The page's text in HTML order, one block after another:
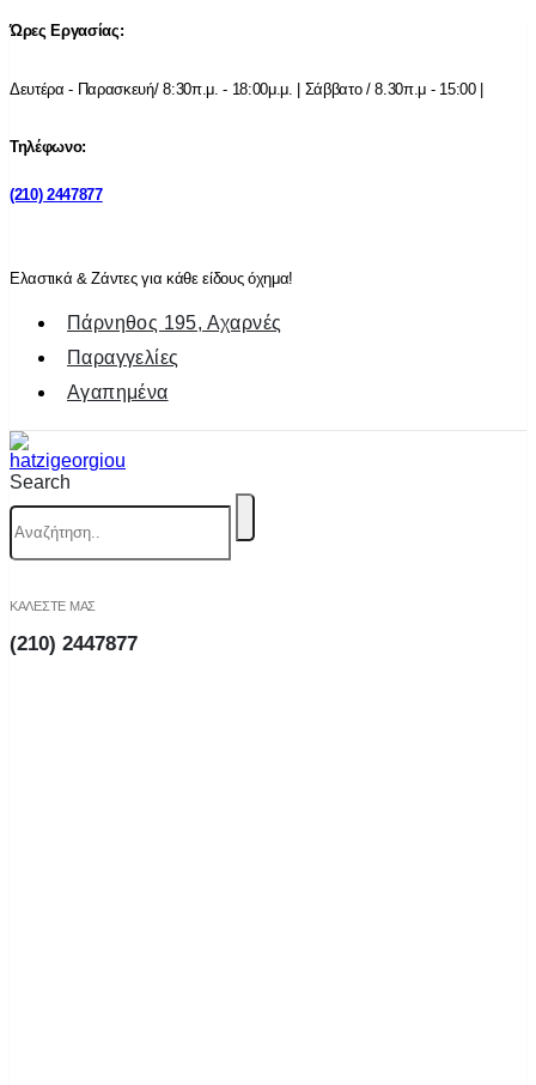
Ώρες Εργασίας:
Δευτέρα - Παρασκευή/ 8:30π.μ. - 18:00μ.μ. | Σάββατο / 8.30π.μ - 15:00 |
Τηλέφωνο:
(210) 2447877
Ελαστικά & Ζάντες για κάθε είδους όχημα!
Πάρνηθος 195, Αχαρνές
Παραγγελίες
Αγαπημένα
Search
ΚΑΛΕΣΤΕ ΜΑΣ
(210) 2447877